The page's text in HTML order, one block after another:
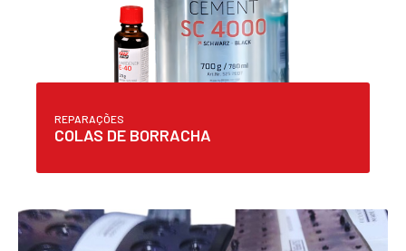
REPARAÇÕES
COLAS DE BORRACHA